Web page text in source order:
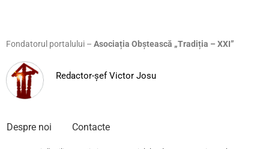
Fondatorul portalului – Asociația Obștească „Tradiția – XXI”
Redactor-șef Victor Josu
Despre noi Contacte